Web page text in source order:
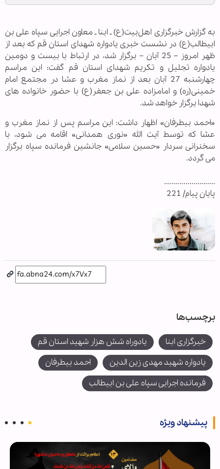
به گزارش خبرگزاری اهل‌بیت(ع) ـ ابنا ـ معاون اجرایی سپاه علی بن
ابیطالب(ع) در نشست خبری یادواره شهدای استان قم که بعد از
ظهر امروز – 25 آبان – برگزار شد، در ارتباط با بیست و دومین
یادواره تجلیل و تکریم شهدای استان قم گفت: این مراسم
چهارشنبه 27 آبان بعد از نماز مغرب و عشا در مجتمع امام
خمینی(ره) و امامزاده علی بن جعفر(ع) با حضور خانواده های
شهدا برگزار خواهد شد.
«احمد بیطرفان» اظهار داشت: این مراسم پس از نماز مغرب و
عشا که توسط آیت الله «نوری همدانی» اقامه می شود، با
سخنرانی سردار «حسین سلامی» جانشین فرمانده سپاه برگزار
می گردد.
..........................
پایان پیام/ 221
برچسب‌ها
خبرگزاری ابنا
یادوراه شش هزار شهید استان قم
یادواره شهید مهدی زین الدین
احمد بیطرفان
فرمانده اجرایی سپاه علی بن ابیطالب
پیشنهاد ویژه